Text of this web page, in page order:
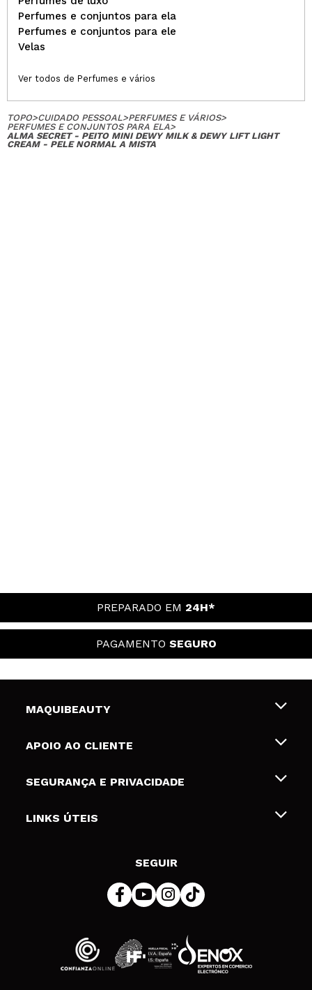
Perfumes e conjuntos para ela
Perfumes e conjuntos para ele
Velas
Ver todos de Perfumes e vários
TOPO>CUIDADO PESSOAL>PERFUMES E VÁRIOS>
PERFUMES E CONJUNTOS PARA ELA>
ALMA SECRET - PEITO MINI DEWY MILK & DEWY LIFT LIGHT
CREAM - PELE NORMAL A MISTA
PREPARADO EM 24H*
PAGAMENTO SEGURO
MAQUIBEAUTY
Sobre nós
Gift Cards
APOIO AO CLIENTE
Envios e Devoluções
Formas de pagamento
SEGURANÇA E PRIVACIDADE
Termos e Privacidade
LINKS ÚTEIS
SEGUIR